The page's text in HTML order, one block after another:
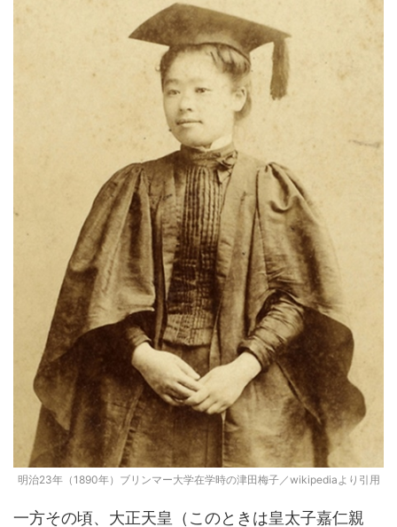
明治23年（1890年）ブリンマー大学在学時の津田梅子／wikipediaより引用
一方その頃、大正天皇（このときは皇太子嘉仁親